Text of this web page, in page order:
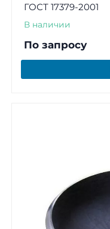
ГОСТ 17379-2001
В наличии
По запросу